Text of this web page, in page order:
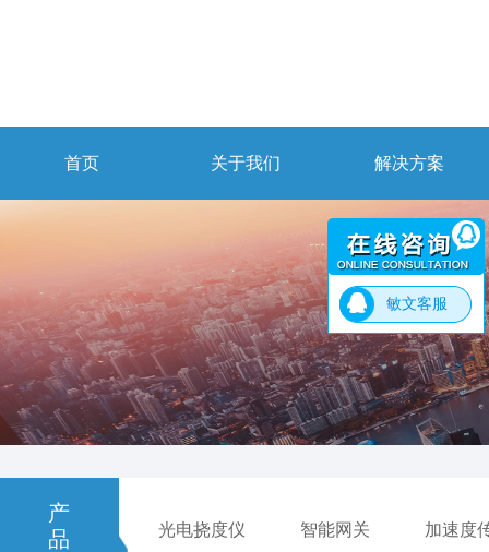
首页 关于我们 解决方案
产
品
光电挠度仪 智能网关 加速度
敏文客服